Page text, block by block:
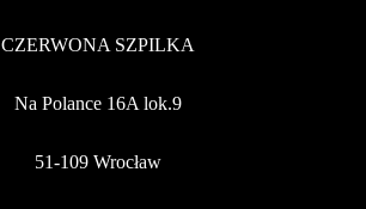
CZERWONA SZPILKA
Na Polance 16A lok.9
51-109 Wrocław